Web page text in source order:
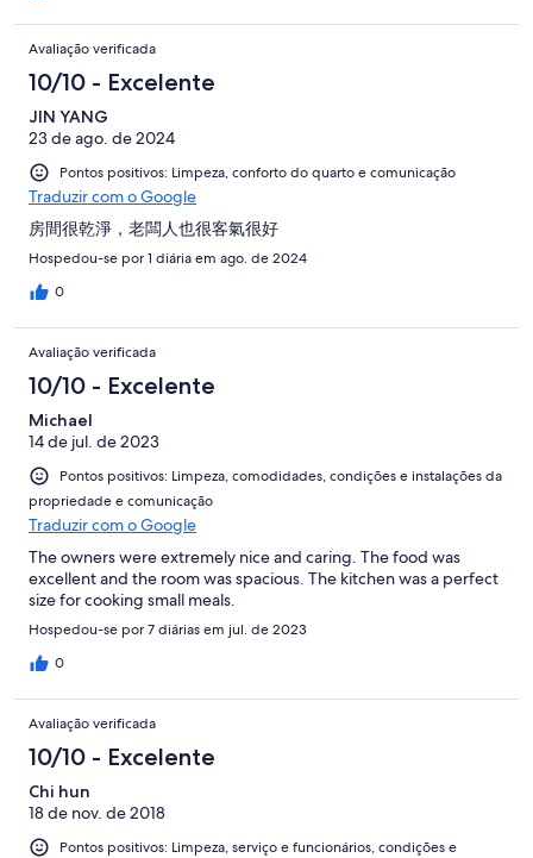
Avaliação verificada
10/10 - Excelente
JIN YANG
23 de ago. de 2024
Pontos positivos: Limpeza, conforto do quarto e comunicação
Traduzir com o Google
房間很乾淨，老闆人也很客氣很好
Hospedou-se por 1 diária em ago. de 2024
0
Avaliação verificada
10/10 - Excelente
Michael
14 de jul. de 2023
Pontos positivos: Limpeza, comodidades, condições e instalações da
propriedade e comunicação
Traduzir com o Google
The owners were extremely nice and caring. The food was
excellent and the room was spacious. The kitchen was a perfect
size for cooking small meals.
Hospedou-se por 7 diárias em jul. de 2023
0
Avaliação verificada
10/10 - Excelente
Chi hun
18 de nov. de 2018
Pontos positivos: Limpeza, serviço e funcionários, condições e